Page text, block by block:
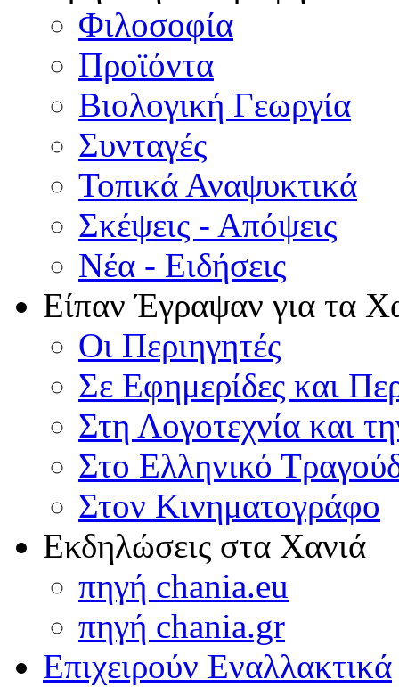
Φιλοσοφία
Προϊόντα
Βιολογική Γεωργία
Συνταγές
Τοπικά Αναψυκτικά
Σκέψεις - Απόψεις
Νέα - Ειδήσεις
Είπαν Έγραψαν για τα
Οι Περιηγητές
Σε Εφημερίδες και
Στη Λογοτεχνία και
Στο Ελληνικό
Στον Κινηματογράφο
Εκδηλώσεις στα Χανιά
πηγή chania.eu
πηγή chania.gr
Επιχειρούν Εναλλακτικά